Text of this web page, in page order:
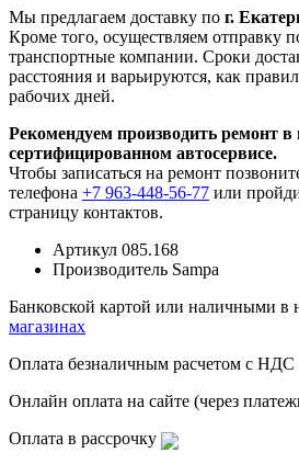
Мы предлагаем доставку по г.
Кроме того, осуществляем отправку
транспортные компании. Сроки
расстояния и варьируются, как
рабочих дней.
Рекомендуем производить ремонт
сертифицированном автосервисе.
Чтобы записаться на ремонт
телефона +7 963-448-56-77 или
страницу контактов.
Артикул 085.168
Производитель Sampa
Банковской картой или наличными в
магазинах
Оплата безналичным расчетом с НДС
Онлайн оплата на сайте (через
Оплата в рассрочку